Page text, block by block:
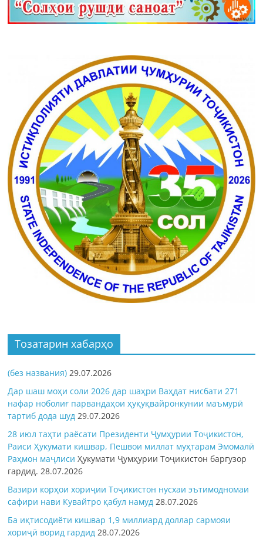
Тозатарин хабарҳо
(без названия) 29.07.2026
Дар шаш моҳи соли 2026 дар шаҳри Ваҳдат нисбати 271
нафар ноболиғ парвандаҳои ҳуқуқвайронкунии маъмурӣ
тартиб дода шуд 29.07.2026
28 июл таҳти раёсати Президенти Ҷумҳурии Тоҷикистон,
Раиси Ҳукумати кишвар, Пешвои миллат муҳтарам Эмомалӣ
Раҳмон маҷлисиҲукумати Ҷумҳурии Тоҷикистон баргузор
гардид.28.07.2026
Вазири корҳои хориҷии Тоҷикистон нусхаи эътимодномаи
сафири нави Кувайтро қабул намуд 28.07.2026
Ба иқтисодиёти кишвар 1,9 миллиард доллар сармояи
хориҷӣ ворид гардид 28.07.2026